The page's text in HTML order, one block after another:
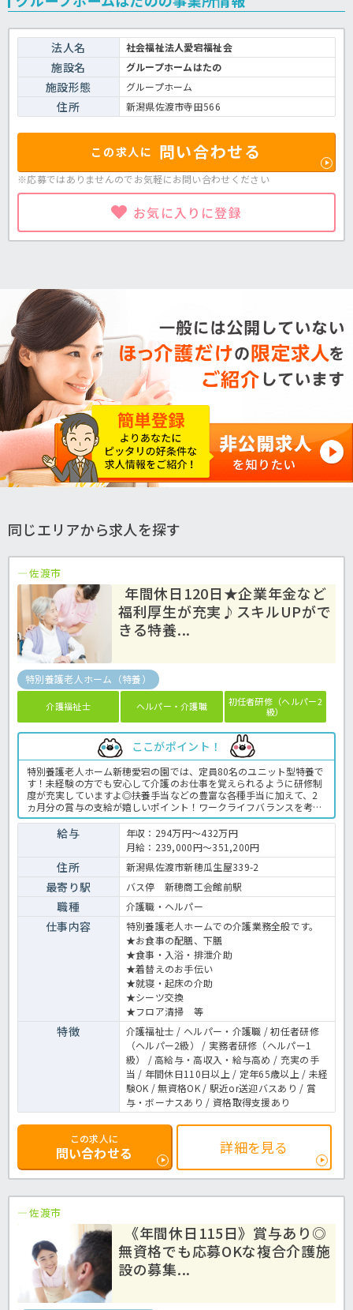
法人名 社会福祉法人愛宕福祉会
施設名 グループホームはたの
施設形態 グループホーム
住所 新潟県佐渡市寺田566
この求人に 問い合わせる
※応募ではありませんのでお気軽にお問い合わせください
お気に入りに登録
同じエリアから求人を探す
佐渡市
年間休日120日★企業年金など
福利厚生が充実♪スキルUPがで
きる特養...
特別養護老人ホーム（特養）
介護福祉士 ヘルパー・介護職
初任者研修（ヘルパー2
級）
ここがポイント！
特別養護老人ホーム新穂愛宕の園では、定員80名のユニット型特養で
す！未経験の方でも安心して介護のお仕事を覚えられるように研修制
度が充実していますよ◎扶養手当などの豊富な各種手当に加えて、2
ヵ月分の賞与の支給が嬉しいポイント！ワークライフバランスを考慮
した年間120日の豊富な休日が魅力的♪財形貯蓄制度や企業年金など
手厚い福利厚生も整っていますよ！正社員登用の実績も多数あります
ので、安心してほっ介護までご応募下さいね！特養での業務全般で
す。 ＜介護職 契約職員 特養の求人＞
給与
年収：294万円～432万円
月給：239,000円～351,200円
住所 新潟県佐渡市新穂瓜生屋339-2
最寄り駅 バス停 新穂商工会館前駅
職種 介護職・ヘルパー
仕事内容
特別養護老人ホームでの介護業務全般です。
★お食事の配膳、下膳
★食事・入浴・排泄介助
★着替えのお手伝い
★就寝・起床の介助
★シーツ交換
★フロア清掃 等
特徴
介護福祉士 / ヘルパー・介護職 / 初任者研修
（ヘルパー2級） / 実務者研修（ヘルパー1
級） / 高給与・高収入・給与高め / 充実の手
当 / 年間休日110日以上 / 定年65歳以上 / 未経
験OK / 無資格OK / 駅近or送迎バスあり / 賞
与・ボーナスあり / 資格取得支援あり
この求人に
問い合わせる 詳細を見る
佐渡市
《年間休日115日》賞与あり◎
無資格でも応募OKな複合介護施
設の募集...